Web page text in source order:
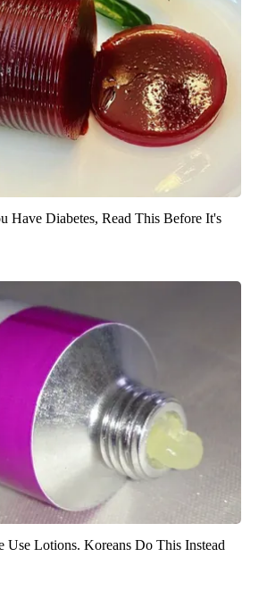
Have Diabetes, Read This Before It's
Use Lotions. Koreans Do This Instead